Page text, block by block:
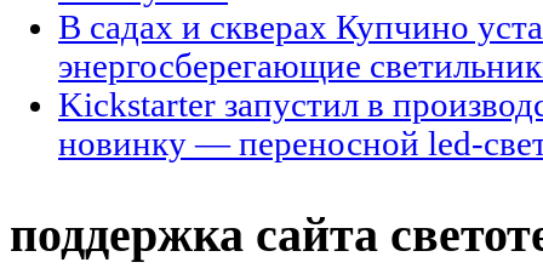
В садах и скверах Купчино
энергосберегающие
Kickstarter запустил в
новинку — переносной led-
поддержка сайта